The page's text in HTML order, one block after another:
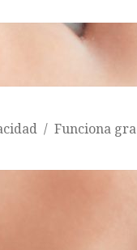
Funciona